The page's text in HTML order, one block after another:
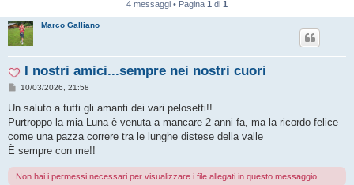
4 messaggi • Pagina 1 di 1
Marco Galliano
I nostri amici...sempre nei nostri cuori
M
s
a
g
i
10/03/2026, 21:58
Un saluto a tutti gli amanti dei vari pelosetti!!
Purtroppo la mia Luna è venuta a mancare 2 anni fa, ma la ricordo felice
come una pazza correre tra le lunghe distese della valle
È sempre con me!!
Non hai i permessi necessari per visualizzare i file allegati in questo messaggio.